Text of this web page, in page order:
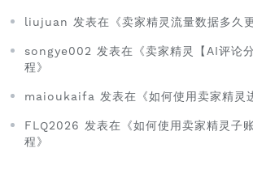
liujuan 发表在《卖家精灵流量数据多久更
songye002 发表在《卖家精灵【AI评论
程》
maioukaifa 发表在《如何使用卖家精灵
FLQ2026 发表在《如何使用卖家精灵子
程》